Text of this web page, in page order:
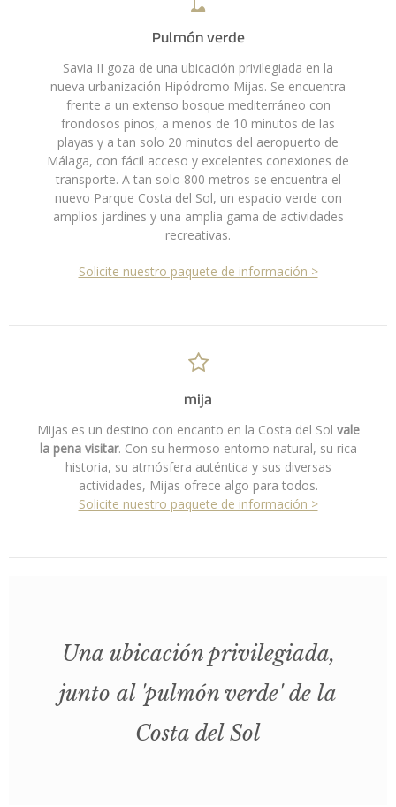
Pulmón verde
Savia II goza de una ubicación privilegiada en la
nueva urbanización Hipódromo Mijas. Se encuentra
frente a un extenso bosque mediterráneo con
frondosos pinos, a menos de 10 minutos de las
playas y a tan solo 20 minutos del aeropuerto de
Málaga, con fácil acceso y excelentes conexiones de
transporte. A tan solo 800 metros se encuentra el
nuevo Parque Costa del Sol, un espacio verde con
amplios jardines y una amplia gama de actividades
recreativas.
Solicite nuestro paquete de información >
mija
Mijas es un destino con encanto en la Costa del Sol vale
la pena visitar. Con su hermoso entorno natural, su rica
historia, su atmósfera auténtica y sus diversas
actividades, Mijas ofrece algo para todos.
Solicite nuestro paquete de información >
Una ubicación privilegiada,
junto al 'pulmón verde' de la
Costa del Sol